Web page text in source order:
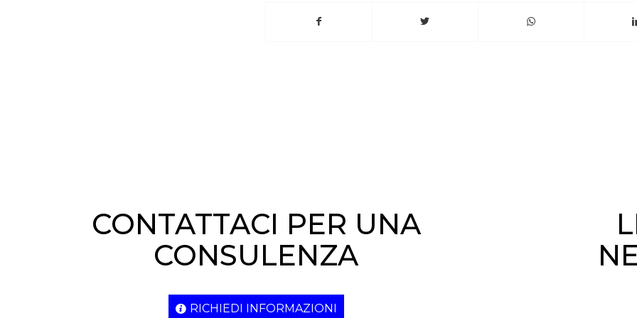
CONTATTACI PER UNA
CONSULENZA
RICHIEDI INFORMAZIONI